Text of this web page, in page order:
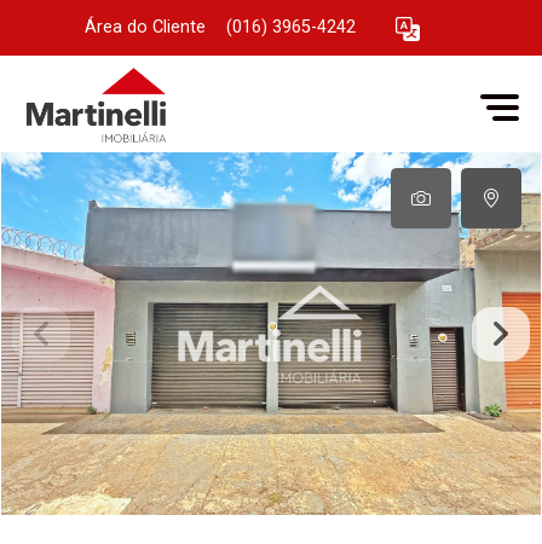
Área do Cliente (016) 3965-4242